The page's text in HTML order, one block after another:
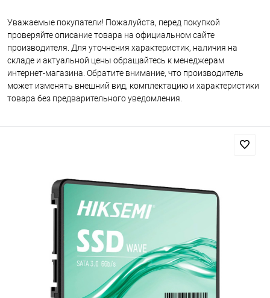
Уважаемые покупатели! Пожалуйста, перед покупкой
проверяйте описание товара на официальном сайте
производителя. Для уточнения характеристик, наличия на
складе и актуальной цены обращайтесь к менеджерам
интернет-магазина. Обратите внимание, что производитель
может изменять внешний вид, комплектацию и характеристики
товара без предварительного уведомления.